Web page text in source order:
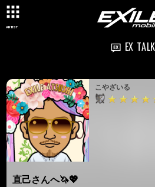
ARTIST
EX TALK
こやざいる
直己さんへ🦄💖